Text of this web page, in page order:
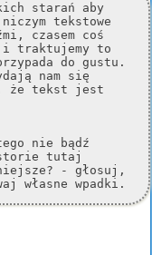
starań aby
tekstowe
czasem coś
i traktujemy to
do gustu.
nam się
że tekst jest
nie bądź
tutaj
- głosuj,
własne wpadki.